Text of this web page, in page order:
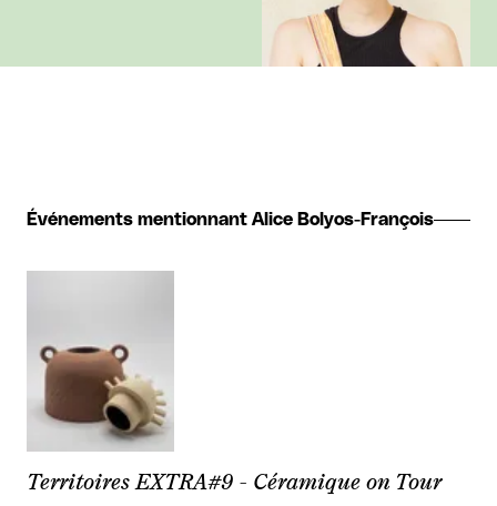
Événements mentionnant Alice Bolyos-François
Territoires EXTRA#9 - Céramique on Tour